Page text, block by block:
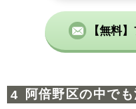
【無料
阿倍野区の中で